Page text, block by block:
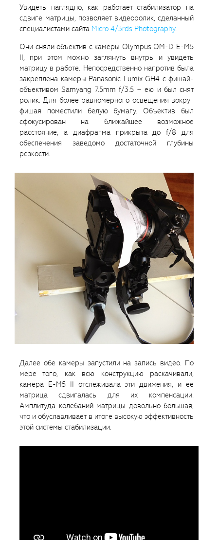
Увидеть наглядно, как работает стабилизатор на
сдвиге матрицы, позволяет видеоролик, сделанный
специалистами сайта Micro 4/3rds Photography.
Они сняли объектив с камеры Olympus OM-D E-M5
II, при этом можно заглянуть внутрь и увидеть
матрицу в работе. Непосредственно напротив была
закреплена камеры Panasonic Lumix GH4 с фишай-
объективом Samyang 7.5mm f/3.5 – ею и был снят
ролик. Для более равномерного освещения вокруг
фишая поместили белую бумагу. Объектив был
сфокусирован на ближайшее возможное
расстояние, а диафрагма прикрыта до f/8 для
обеспечения заведомо достаточной глубины
резкости.
Далее обе камеры запустили на запись видео. По
мере того, как всю конструкцию раскачивали,
камера E-M5 II отслеживала эти движения, и ее
матрица сдвигалась для их компенсации.
Амплитуда колебаний матрицы довольно большая,
что и обуславливает в итоге высокую эффективность
этой системы стабилизации.